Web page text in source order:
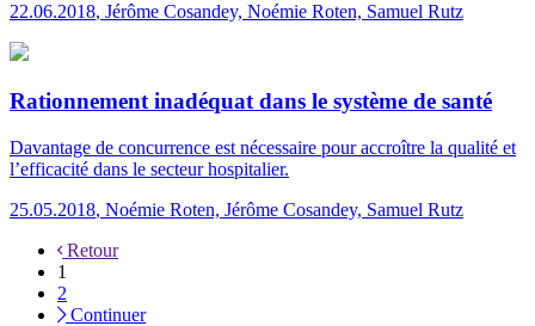
22.06.2018, Jérôme Cosandey, Noémie Roten, Samuel Rutz
Rationnement inadéquat dans le système de santé
Davantage de concurrence est nécessaire pour accroître la qualité et
l’efficacité dans le secteur hospitalier.
25.05.2018, Noémie Roten, Jérôme Cosandey, Samuel Rutz
Retour
1
2
Continuer